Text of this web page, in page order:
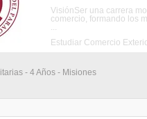
VisiónSer una carrera
comercio, formando los
...
Estudiar Comercio
- 4 Años - Misiones